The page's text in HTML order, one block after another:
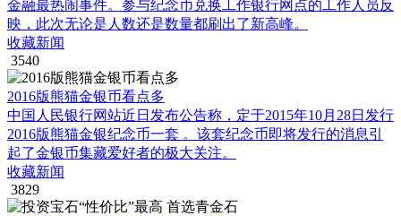
金融最热闹事件。参与纪念币兑换工作银行网点的工作人员反
映，此次无论是人数还是数量都刷出了新高峰。
收藏新闻
3540
2016版熊猫金银币看点多
中国人民银行网站近日发布公告称，定于2015年10月28日发行
2016版熊猫金银纪念币一套 。该套纪念币即将发行的消息引
起了金银币集藏爱好者的极大关注。
收藏新闻
3829